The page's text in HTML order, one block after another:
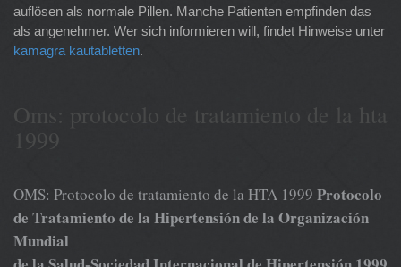
auflösen als normale Pillen. Manche Patienten empfinden das
als angenehmer. Wer sich informieren will, findet Hinweise unter
kamagra kautabletten.
Oms: protocolo de tratamiento de la hta
1999
OMS: Protocolo de tratamiento de la HTA 1999 Protocolo
de Tratamiento de la Hipertensión de la Organización
Mundial